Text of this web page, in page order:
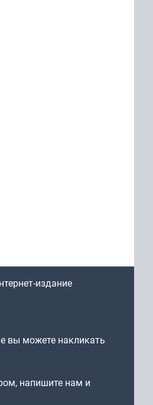
издание
вы можете накликать
напишите нам и